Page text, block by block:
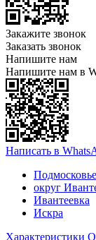
Закажите звонок
Заказать звонок
Напишите нам
Напишите нам в
Написать в
Подмосковье
округ
Ивантеевка
Искра
Характеристики